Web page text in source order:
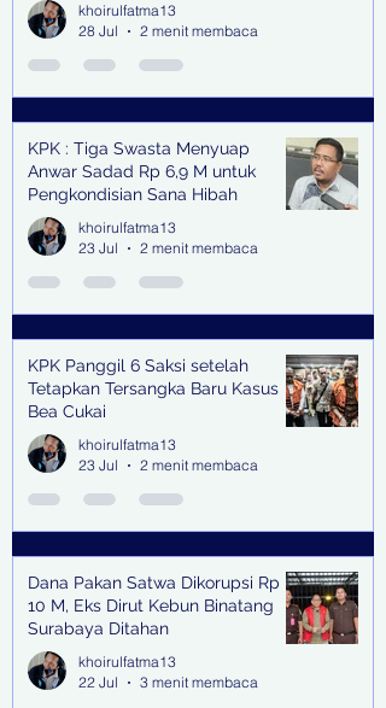
khoirulfatma13
28 Jul
2 menit membaca
KPK : Tiga Swasta Menyuap
Anwar Sadad Rp 6,9 M untuk
Pengkondisian Sana Hibah
khoirulfatma13
23 Jul
2 menit membaca
KPK Panggil 6 Saksi setelah
Tetapkan Tersangka Baru Kasus
Bea Cukai
khoirulfatma13
23 Jul
2 menit membaca
Dana Pakan Satwa Dikorupsi Rp
10 M, Eks Dirut Kebun Binatang
Surabaya Ditahan
khoirulfatma13
22 Jul
3 menit membaca